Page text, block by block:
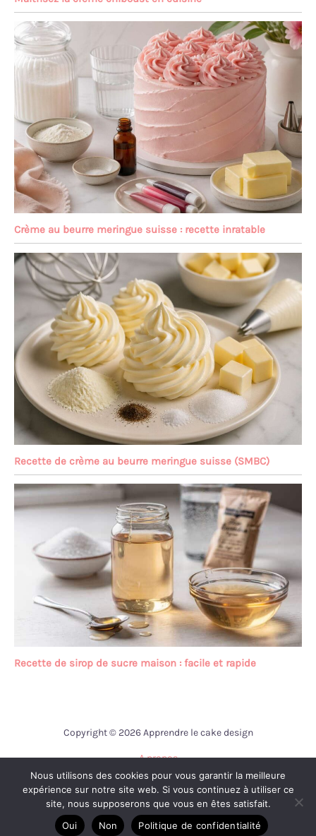
Crème au beurre meringue suisse : recette inratable
Recette de crème au beurre meringue suisse (SMBC)
Recette de sirop de sucre maison : facile et rapide
Copyright © 2026 Apprendre le cake design
A propos
Contact
Mentions légales
Politique de confidentialité
Nous utilisons des cookies pour vous garantir la meilleure
expérience sur notre site web. Si vous continuez à utiliser ce
site, nous supposerons que vous en êtes satisfait.
Oui
Non Politique de confidentialité